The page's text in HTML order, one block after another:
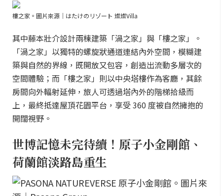
樓之家。圖片來源｜はたけのリゾート 燦燦Villa
其中藤本壯介設計兩棟建築「渦之家」與「樓之家」。
「渦之家」以獨特的螺旋狀通道連結內外空間，模糊建
築與自然的界線，既開放又包容，創造出流動多層次的
空間體驗；而「樓之家」則以中央塔樓作為客廳，其餘
房間向外輻射延伸，旅人可透過塔內外的階梯拾級而
上，最終抵達屋頂花園平台，享受 360 度被自然擁抱的
開闊視野。
世博記憶未完待續！原子小金剛館、
荷蘭館淡路島重生